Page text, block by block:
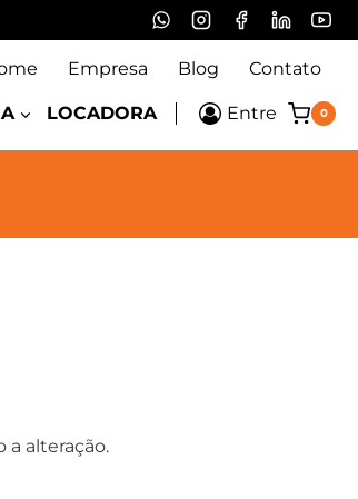
Empresa Blog Contato
LOCADORA Entre 0
alteração.